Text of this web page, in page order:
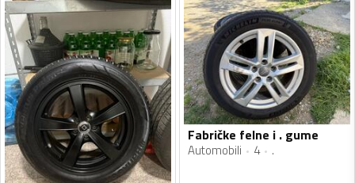
Fabričke felne i . gume
Automobili 4 .